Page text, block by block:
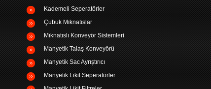
Kademeli Seperatörler
Çubuk Mıknatıslar
Mıknatıslı Konveyör Sistemleri
Manyetik Talaş Konveyörü
Manyetik Sac Ayrıştırıcı
Manyetik Likit Seperatörler